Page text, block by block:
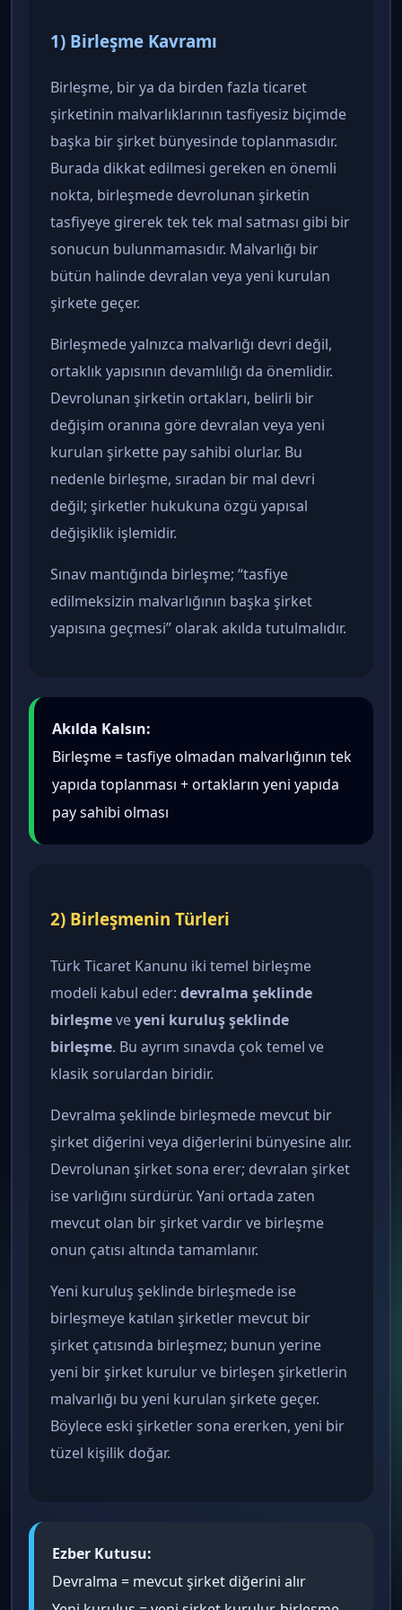
1) Birleşme Kavramı
Birleşme, bir ya da birden fazla ticaret
şirketinin malvarlıklarının tasfiyesiz biçimde
başka bir şirket bünyesinde toplanmasıdır.
Burada dikkat edilmesi gereken en önemli
nokta, birleşmede devrolunan şirketin
tasfiyeye girerek tek tek mal satması gibi bir
sonucun bulunmamasıdır. Malvarlığı bir
bütün halinde devralan veya yeni kurulan
şirkete geçer.
Birleşmede yalnızca malvarlığı devri değil,
ortaklık yapısının devamlılığı da önemlidir.
Devrolunan şirketin ortakları, belirli bir
değişim oranına göre devralan veya yeni
kurulan şirkette pay sahibi olurlar. Bu
nedenle birleşme, sıradan bir mal devri
değil; şirketler hukukuna özgü yapısal
değişiklik işlemidir.
Sınav mantığında birleşme; “tasfiye
edilmeksizin malvarlığının başka şirket
yapısına geçmesi” olarak akılda tutulmalıdır.
Akılda Kalsın:
Birleşme = tasfiye olmadan malvarlığının tek
yapıda toplanması + ortakların yeni yapıda
pay sahibi olması
2) Birleşmenin Türleri
Türk Ticaret Kanunu iki temel birleşme
modeli kabul eder: devralma şeklinde
birleşmeveyeni kuruluş şeklinde
birleşme. Bu ayrım sınavda çok temel ve
klasik sorulardan biridir.
Devralma şeklinde birleşmede mevcut bir
şirket diğerini veya diğerlerini bünyesine alır.
Devrolunan şirket sona erer; devralan şirket
ise varlığını sürdürür. Yani ortada zaten
mevcut olan bir şirket vardır ve birleşme
onun çatısı altında tamamlanır.
Yeni kuruluş şeklinde birleşmede ise
birleşmeye katılan şirketler mevcut bir
şirket çatısında birleşmez; bunun yerine
yeni bir şirket kurulur ve birleşen şirketlerin
malvarlığı bu yeni kurulan şirkete geçer.
Böylece eski şirketler sona ererken, yeni bir
tüzel kişilik doğar.
Ezber Kutusu:
Devralma = mevcut şirket diğerini alır